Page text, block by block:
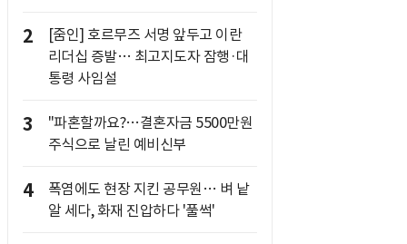
2
[줌인] 호르무즈 서명 앞두고 이란
리더십 증발… 최고지도자 잠행·대
통령 사임설
3
"파혼할까요?…결혼자금 5500만원
주식으로 날린 예비신부
4
폭염에도 현장 지킨 공무원… 벼 낱
알 세다, 화재 진압하다 '풀썩'